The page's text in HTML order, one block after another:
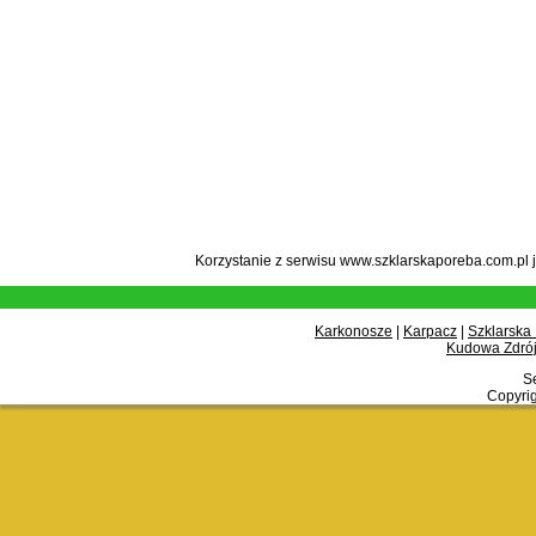
Korzystanie z serwisu
Karkonosze Karpacz
Szklarska
Kudowa